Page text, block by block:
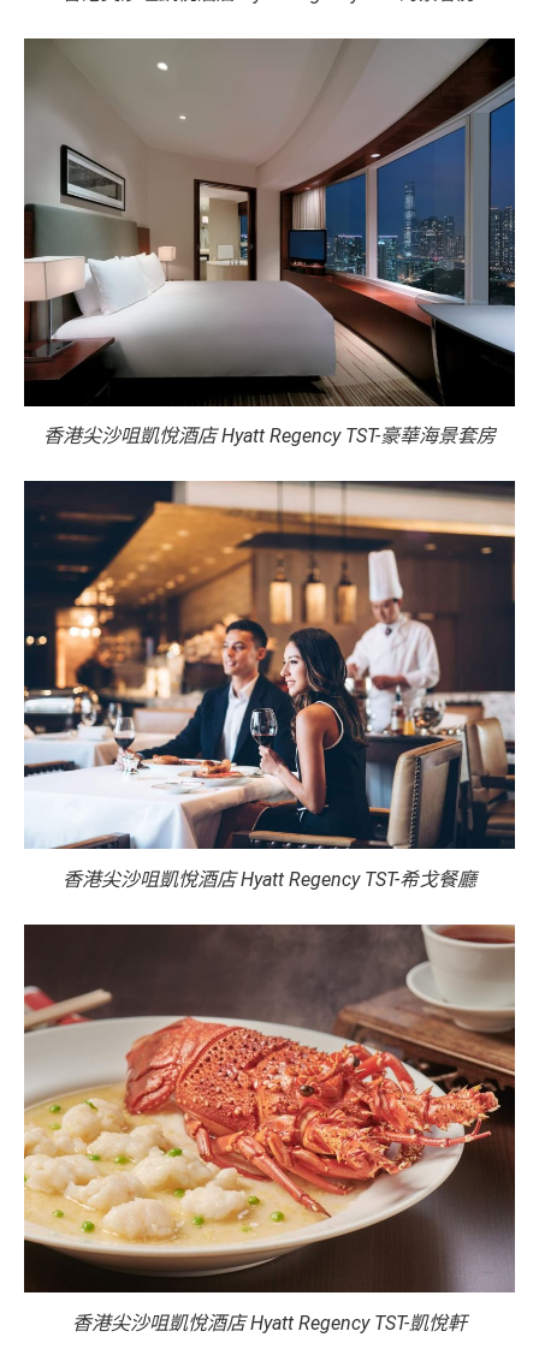
香港尖沙咀凱悅酒店 Hyatt Regency TST-豪華海景套房
香港尖沙咀凱悅酒店 Hyatt Regency TST-希戈餐廳
香港尖沙咀凱悅酒店 Hyatt Regency TST-凱悅軒